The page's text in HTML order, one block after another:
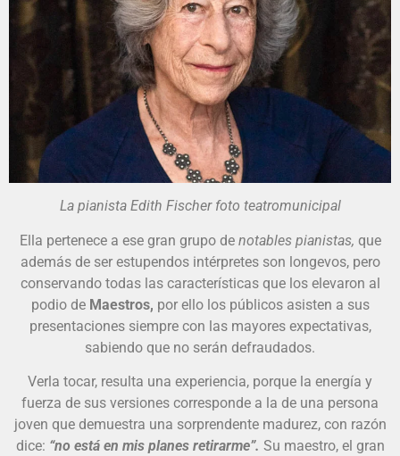
La pianista Edith Fischer foto teatromunicipal
Ella pertenece a ese gran grupo denotables pianistas, que
además de ser estupendos intérpretes son longevos, pero
conservando todas las características que los elevaron al
podio de Maestros, por ello los públicos asisten a sus
presentaciones siempre con las mayores expectativas,
sabiendo que no serán defraudados.
Verla tocar, resulta una experiencia, porque la energía y
fuerza de sus versiones corresponde a la de una persona
joven que demuestra una sorprendente madurez, con razón
dice: “no está en mis planes retirarme”. Su maestro, el gran